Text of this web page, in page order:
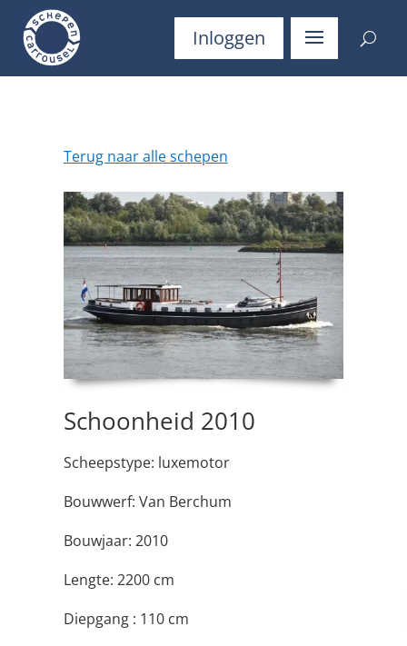
Inloggen
Terug naar alle schepen
Schoonheid 2010
Scheepstype: luxemotor
Bouwwerf: Van Berchum
Bouwjaar: 2010
Lengte: 2200 cm
Diepgang : 110 cm